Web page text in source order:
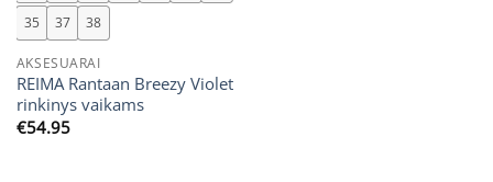
35
37 38
AKSESUARAI
REIMA Rantaan Breezy Violet
rinkinys vaikams
€54.95